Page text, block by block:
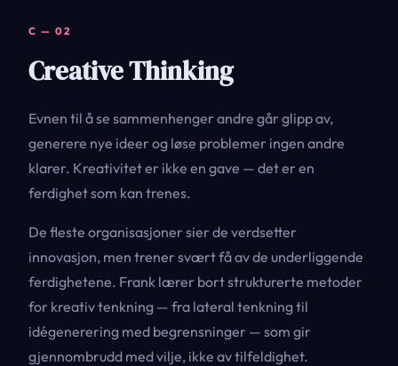
C — 02
Creative Thinking
Evnen til å se sammenhenger andre går glipp av,
generere nye ideer og løse problemer ingen andre
klarer. Kreativitet er ikke en gave — det er en
ferdighet som kan trenes.
De fleste organisasjoner sier de verdsetter
innovasjon, men trener svært få av de underliggende
ferdighetene. Frank lærer bort strukturerte metoder
for kreativ tenkning — fra lateral tenkning til
idégenerering med begrensninger — som gir
gjennombrudd med vilje, ikke av tilfeldighet.